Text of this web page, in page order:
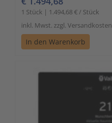
1 Stück | 1.494,68 € / Stück
inkl. Mwst. zzgl. Versandkosten
In den Warenkorb